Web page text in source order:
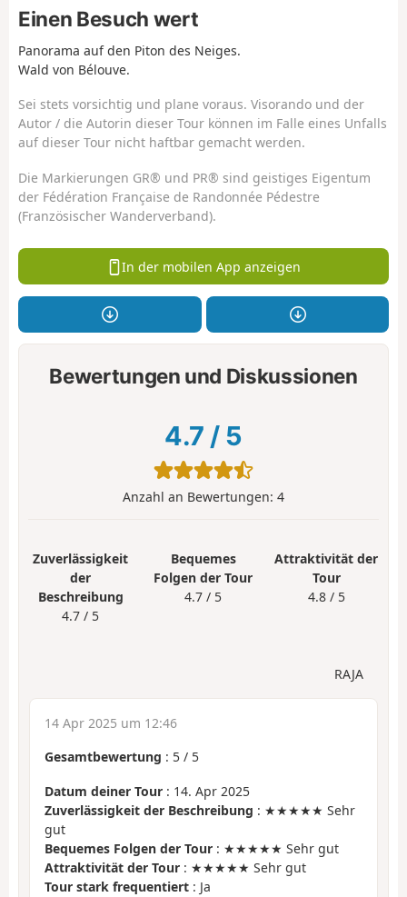
Einen Besuch wert
Panorama auf den Piton des Neiges.
Wald von Bélouve.
Sei stets vorsichtig und plane voraus. Visorando und der
Autor / die Autorin dieser Tour können im Falle eines Unfalls
auf dieser Tour nicht haftbar gemacht werden.
Die Markierungen GR® und PR® sind geistiges Eigentum
der Fédération Française de Randonnée Pédestre
(Französischer Wanderverband).
In der mobilen App anzeigen
Bewertungen und Diskussionen
4.7 / 5
Anzahl an Bewertungen: 4
Zuverlässigkeit
der
Beschreibung
4.7 / 5
Bequemes
Folgen der Tour
4.7 / 5
Attraktivität der
Tour
4.8 / 5
RAJA
14 Apr 2025 um 12:46
Gesamtbewertung : 5 / 5
Datum deiner Tour : 14. Apr 2025
Zuverlässigkeit der Beschreibung : ★★★★★ Sehr
gut
Bequemes Folgen der Tour : ★★★★★ Sehr gut
Attraktivität der Tour : ★★★★★ Sehr gut
Tour stark frequentiert : Ja